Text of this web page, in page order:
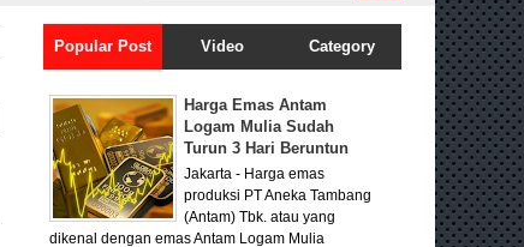
Popular Post Video Category
Harga Emas Antam
Logam Mulia Sudah
Turun 3 Hari Beruntun
Jakarta - Harga emas
produksi PT Aneka Tambang
(Antam) Tbk. atau yang
dikenal dengan emas Antam Logam Mulia